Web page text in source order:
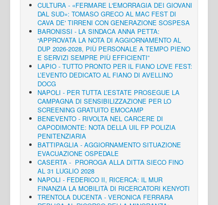
CULTURA - «FERMARE L'EMORRAGIA DEI GIOVANI
DAL SUD»: TOMASO GRECO AL MAC FEST DI
CAVA DE' TIRRENI CON GENERAZIONE SOSPESA
BARONISSI - LA SINDACA ANNA PETTA:
“APPROVATA LA NOTA DI AGGIORNAMENTO AL
DUP 2026-2028, PIÙ PERSONALE A TEMPO PIENO
E SERVIZI SEMPRE PIÙ EFFICIENTI”
LAPIO - TUTTO PRONTO PER IL FIANO LOVE FEST:
L’EVENTO DEDICATO AL FIANO DI AVELLINO
DOCG
NAPOLI - PER TUTTA L’ESTATE PROSEGUE LA
CAMPAGNA DI SENSIBILIZZAZIONE PER LO
SCREENING GRATUITO EMOCAMP
BENEVENTO - RIVOLTA NEL CARCERE DI
CAPODIMONTE: NOTA DELLA UIL FP POLIZIA
PENITENZIARIA
BATTIPAGLIA - AGGIORNAMENTO SITUAZIONE
EVACUAZIONE OSPEDALE
CASERTA - PROROGA ALLA DITTA SIECO FINO
AL 31 LUGLIO 2028
NAPOLI - FEDERICO II, RICERCA: IL MUR
FINANZIA LA MOBILITÀ DI RICERCATORI KENYOTI
TRENTOLA DUCENTA - VERONICA FERRARA